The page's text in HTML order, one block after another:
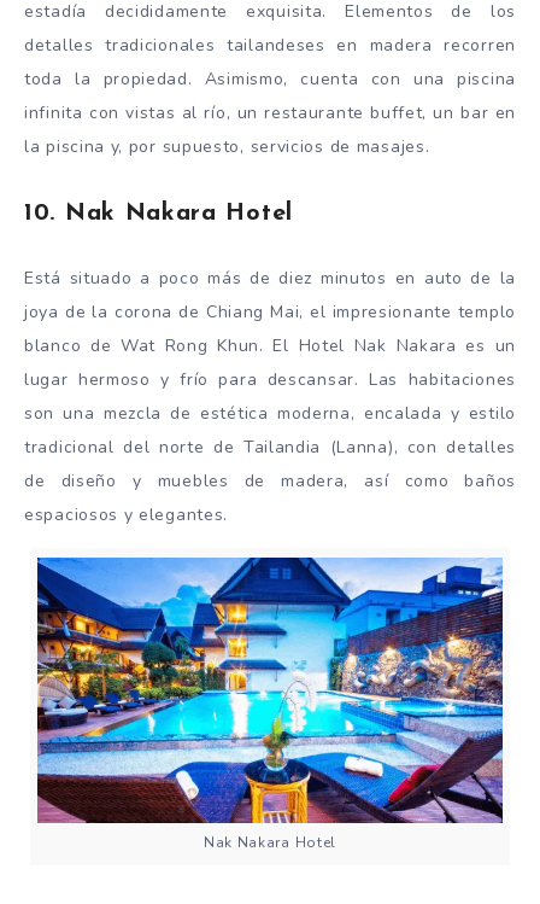
estadía decididamente exquisita. Elementos de los
detalles tradicionales tailandeses en madera recorren
toda la propiedad. Asimismo, cuenta con una piscina
infinita con vistas al río, un restaurante buffet, un bar en
la piscina y, por supuesto, servicios de masajes.
10. Nak Nakara Hotel
Está situado a poco más de diez minutos en auto de la
joya de la corona de Chiang Mai, el impresionante templo
blanco de Wat Rong Khun. El Hotel Nak Nakara es un
lugar hermoso y frío para descansar. Las habitaciones
son una mezcla de estética moderna, encalada y estilo
tradicional del norte de Tailandia (Lanna), con detalles
de diseño y muebles de madera, así como baños
espaciosos y elegantes.
Nak Nakara Hotel